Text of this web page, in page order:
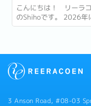
こんにちは！ リーラ
のShihoです。 2026年
Index 2026」(GMTI)
3 Anson Road, #08-03